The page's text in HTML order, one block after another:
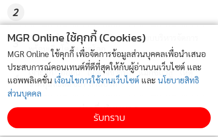
“การปลูกป่าชายเลนนี้นอกจากจะช่วยเพิ่มพื้นที่สีเขียวของป่า
แล้ว ยังช่วยสร้างงานสร้างรายได้ให้แก่คนในชุมชน ทำให้คนใน
ชุมชนมีคุณภาพชีวิตและความเป็นอยู่ที่ดีขึ้น มีรายได้จากการ
รับจ้างบำรุงรักษาป่า เก็บฝักพันธุ์ไม้ป่าชายเลนขึ้นมาขาย เมื่อ
ระบบนิเวศป่าชายเลนสมบูรณ์ขึ้นก็เกิดเป็นแหล่งอนุบาลของ
สัตว์น้ำตัวอ่อนที่เข้ามาอาศัยร่มเงา หาอาหาร ทำให้สัตว์น้ำมีชนิด
พันธุ์ที่หลากหลายและมีปริมาณที่เพิ่มขึ้น ชาวบ้านจึงมีรายได้
จากการทำประมงพื้นบ้านมากขึ้นด้วย” คุณประสาร สุวรรณมาศ
ผู้อำนวยการศูนย์อนุรักษ์ทรัพยากรป่าชายเลนที่ 2 (ท่าสอน
2
3
CPF จับมือคู่ค้า SMEs เสริมแกร่งระบบบริหารจัดการ
พร้อมเติบโตสู่ตลาดโลก
4
เจาะลึก “อิออน” ถอดใจขายทิ้ง “แม็กซ์แวลู” เหตุ
ขาดทุนสะสม 657 ล้านบาท
ข่าวอื่นในหมวด
MGR Online ใช้คุกกี้ (Cookies)
MGR Online ใช้คุกกี้ เพื่อจัดการข้อมูลส่วนบุคคลเพื่อนำเสนอ
ประสบการณ์คอนเทนต์ที่ดีที่สุดให้กับผู้อ่านบนเว็บไซต์ และ
แอพพลิเคชั่น เงื่อนไขการใช้งานเว็บไซต์ และ นโยบายสิทธิ
ส่วนบุคคล
รับทราบ